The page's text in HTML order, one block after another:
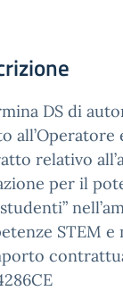
DS di
relativo
per il
STEM